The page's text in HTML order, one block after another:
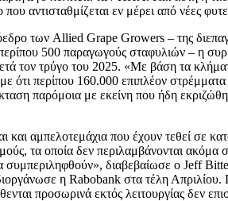
αντισταθμίζεται εν μέρει από νέες
των Allied Grape Growers – της
500 παραγωγούς σταφυλιών – η
τον τρύγο του 2025. «Με βάση τα
ότι περίπου 160.000 επιπλέον
παρόμοια με εκείνη που ήδη
και αμπελοτεμάχια που έχουν τεθεί σε
τα οποία δεν περιλαμβάνονται ακόμα
συμπεριληφθούν», διαβεβαίωσε ο Jeff
η Rabobank στα τέλη
προσωρινά εκτός λειτουργίας δεν